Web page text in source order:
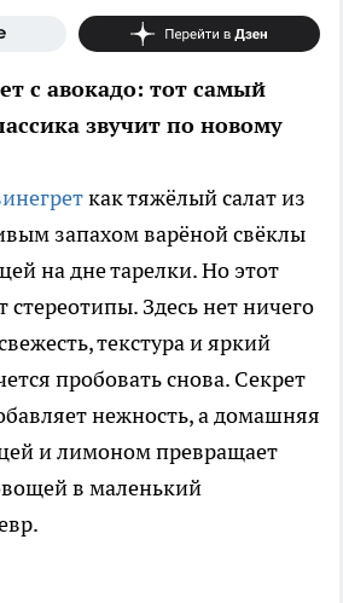
с авокадо: тот самый
звучит по новому
как тяжёлый салат из
запахом варёной свёклы
на дне тарелки. Но этот
стереотипы. Здесь нет ничего
текстура и яркий
пробовать снова. Секрет
нежность, а домашняя
и лимоном превращает
в маленький